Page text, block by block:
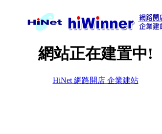
網站正在建置中!
HiNet 網路開店 企業建站